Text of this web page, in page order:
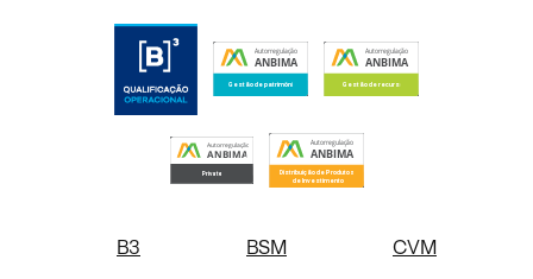
B3 BSM
CVM